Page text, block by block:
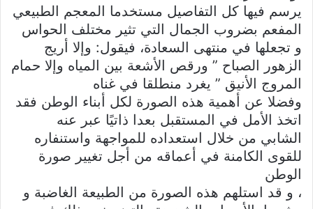
يرسم فيها كل التفاصيل مستخدما المعجم الطبيعي
المفعم بضروب الجمال التي تثير مختلف الحواس
و تجعلها في منتهى السعادة، فيقول: وإلا أريج
الزهور الصباح ” ورقص الأشعة بين المياه وإلا حمام
المروج الأنيق ” يغرد منطلقا في غناه
وفضلا عن أهمية هذه الصورة لكل أبناء الوطن فقد
اتخذ الأمل في المستقبل بعدا ذاتيًا عبر عنه
الشابي من خلال استعداده للمواجهة واستنفاره
للقوى الكامنة في أعماقه من أجل تغيير صورة
الوطن
، و قد استلهم هذه الصورة من الطبيعة الغاضبة و